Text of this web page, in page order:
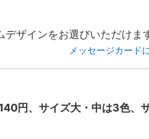
デザインをお選びいただけま
メッセージカード
円、サイズ大・中は3色、